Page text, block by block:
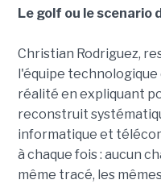
Le golf ou le scenario
Christian Rodriguez,
l'équipe
réalité en expliquant
reconstruit
informatique et
à chaque fois : aucun
même tracé, les